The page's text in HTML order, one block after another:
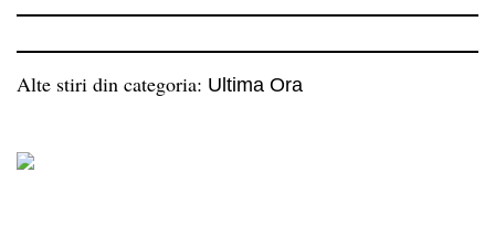
Alte stiri din categoria: Ultima Ora